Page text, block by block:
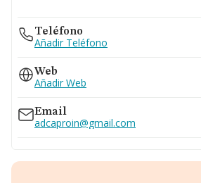
Teléfono
Añadir Teléfono
Web
Añadir Web
Email
adcaproin@gmail.com